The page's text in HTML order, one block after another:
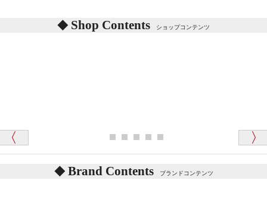
詳しくはこちらをご覧ください。
体をねかせたりおこしたりすると「グーグー」と鳴く
記載しておりますので、ぜひ探してみてください。
東京都 M・K 様 （女性）
「対応はどちらも丁寧でした。値段と他の融通
「商品説明が細やかで丁寧であったことです」
Shop Contents ショップコンテンツ
Brand Contents ブランドコンテンツ